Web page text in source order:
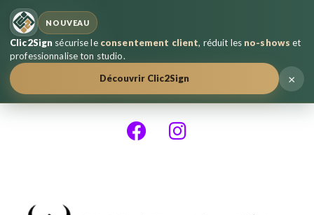
NOUVEAU
Clic2Sign sécurise le consentement client, réduit les no-shows et
professionnalise ton studio.
Découvrir Clic2Sign
×